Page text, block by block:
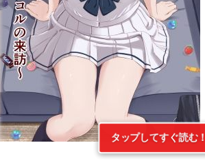
タップしてすぐ読む！